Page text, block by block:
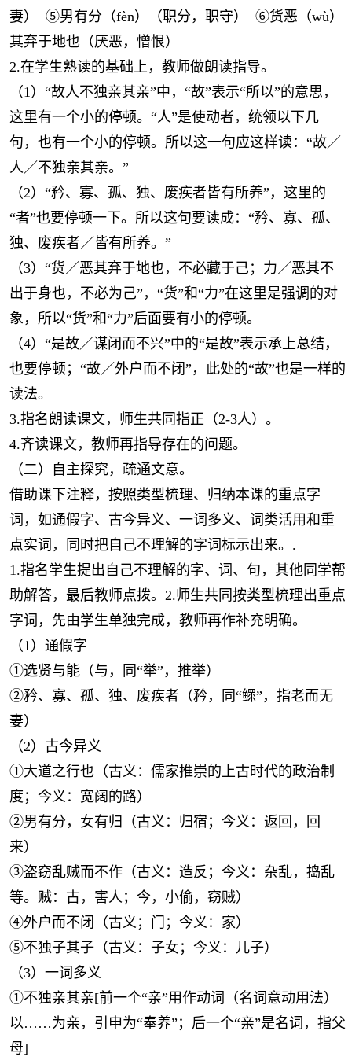
妻） ⑤男有分（fèn）（职分，职守） ⑥货恶（wù）
其弃于地也（厌恶，憎恨）
2.在学生熟读的基础上，教师做朗读指导。
（1）“故人不独亲其亲”中，“故”表示“所以”的意思，
这里有一个小的停顿。“人”是使动者，统领以下几
句，也有一个小的停顿。所以这一句应这样读：“故／
人／不独亲其亲。”
（2）“矜、寡、孤、独、废疾者皆有所养”，这里的
“者”也要停顿一下。所以这句要读成：“矜、寡、孤、
独、废疾者／皆有所养。”
（3）“货／恶其弃于地也，不必藏于己；力／恶其不
出于身也，不必为己”，“货”和“力”在这里是强调的对
象，所以“货”和“力”后面要有小的停顿。
（4）“是故／谋闭而不兴”中的“是故”表示承上总结，
也要停顿；“故／外户而不闭”，此处的“故”也是一样的
读法。
3.指名朗读课文，师生共同指正（2-3人）。
4.齐读课文，教师再指导存在的问题。
（二）自主探究，疏通文意。
借助课下注释，按照类型梳理、归纳本课的重点字
词，如通假字、古今异义、一词多义、词类活用和重
点实词，同时把自己不理解的字词标示出来。.
1.指名学生提出自己不理解的字、词、句，其他同学帮
助解答，最后教师点拨。2.师生共同按类型梳理出重点
字词，先由学生单独完成，教师再作补充明确。
（1）通假字
①选贤与能（与，同“举”，推举）
②矜、寡、孤、独、废疾者（矜，同“鳏”，指老而无
妻）
（2）古今异义
①大道之行也（古义：儒家推崇的上古时代的政治制
度；今义：宽阔的路）
②男有分，女有归（古义：归宿；今义：返回，回
来）
③盗窃乱贼而不作（古义：造反；今义：杂乱，捣乱
等。贼：古，害人；今，小偷，窃贼）
④外户而不闭（古义；门；今义：家）
⑤不独子其子（古义：子女；今义：儿子）
（3）一词多义
①不独亲其亲[前一个“亲”用作动词（名词意动用法）
以……为亲，引申为“奉养”；后一个“亲”是名词，指父
母]